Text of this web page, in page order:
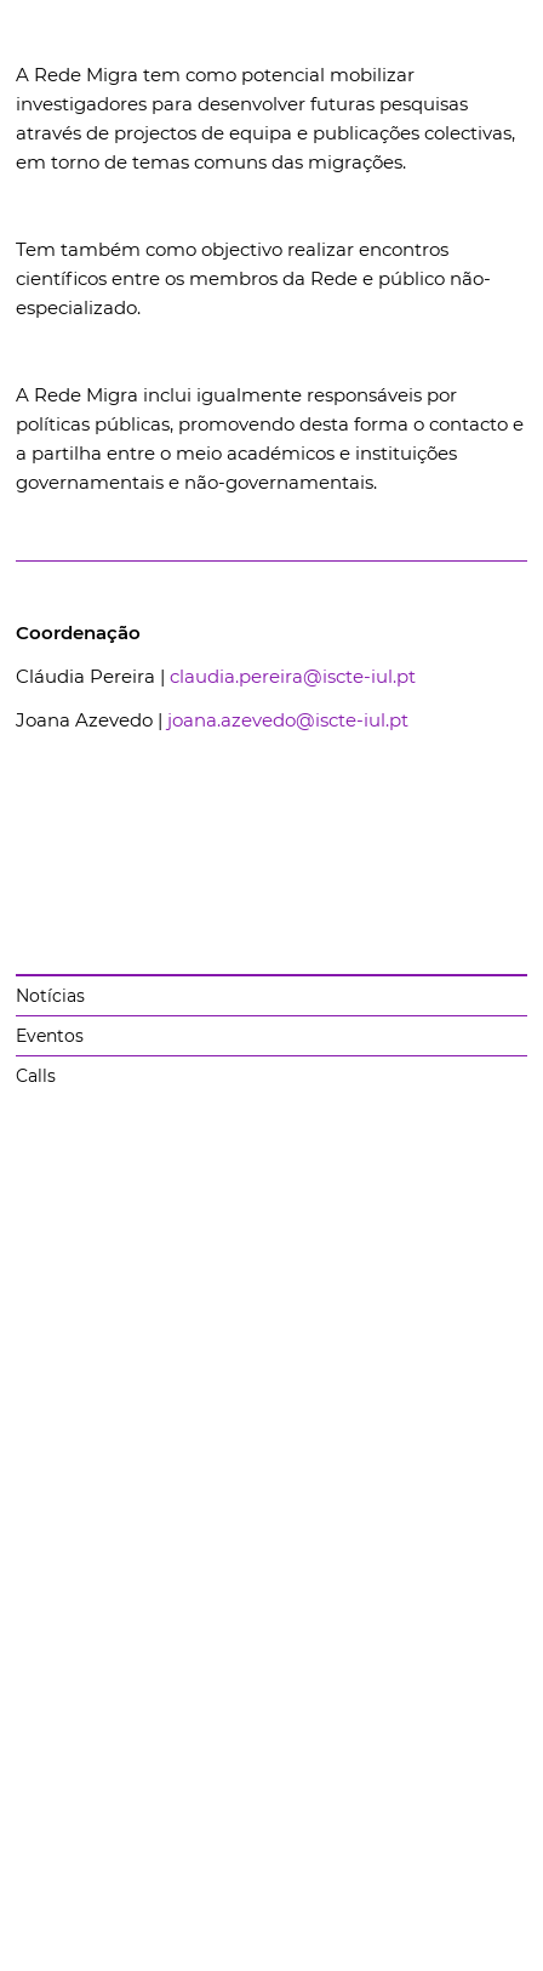
A Rede Migra tem como potencial mobilizar
investigadores para desenvolver futuras pesquisas
através de projectos de equipa e publicações colectivas,
em torno de temas comuns das migrações.
Tem também como objectivo realizar encontros
científicos entre os membros da Rede e público não-
especializado.
A Rede Migra inclui igualmente responsáveis por
políticas públicas, promovendo desta forma o contacto e
a partilha entre o meio académicos e instituições
governamentais e não-governamentais.
Coordenação
Cláudia Pereira | claudia.pereira@iscte-iul.pt
Joana Azevedo | joana.azevedo@iscte-iul.pt
Notícias
Eventos
Calls